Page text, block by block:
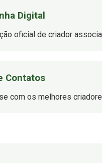
Digital
oficial de criador
Contatos
com os melhores